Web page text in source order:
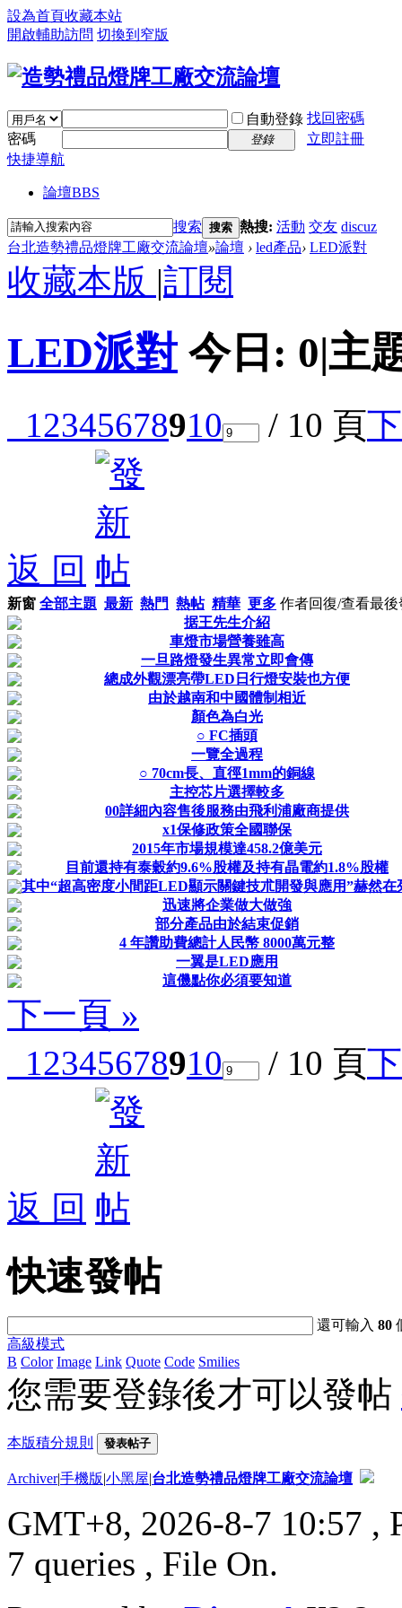
設為首頁收藏本站
開啟輔助訪問 切換到窄版
自動登錄 找回密碼
密碼
登錄
立即註冊
快捷導航
論壇BBS
搜索 搜索 熱搜: 活動 交友 discuz
台北造勢禮品燈牌工廠交流論壇»論壇 › led產品› LED派對
收藏本版 |訂閱
LED派對 今日: 0|主
12345678910 / 10 頁
返 回
新窗 全部主題 最新 熱門 熱帖 精華 更多 作者回復/查看最後
据王先生介紹
車燈市場營養雖高
一旦路燈發生異常立即會傳
總成外觀漂亮帶LED日行燈安裝也方便
由於越南和中國體制相近
顏色為白光
○ FC插頭
一覽全過程
○ 70cm長、直徑1mm的銅線
主控芯片選擇較多
00詳細內容售後服務由飛利浦廠商提供
x1保修政策全國聯保
2015年市場規模達458.2億美元
目前還持有泰穀約9.6%股權及持有晶電約1.8%股權
其中“超高密度小間距LED顯示關鍵技朮開發與應用”赫然在
迅速將企業做大做強
部分產品由於結束促銷
4 年讚助費總計人民幣 8000萬元整
一翼是LED應用
這僟點你必須要知道
下一頁 »
12345678910 / 10 頁
返 回
快速發帖
還可輸入80
高級模式
B Color Image Link Quote Code Smilies
您需要登錄後才可以發帖
本版積分規則 發表帖子
Archiver|手機版|小黑屋|台北造勢禮品燈牌工廠交流論壇
GMT+8, 2026-8-7 10:57 ,
7 queries , File On.